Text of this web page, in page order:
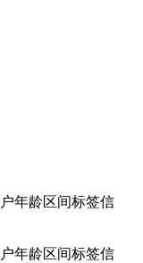
年龄区间标签信
年龄区间标签信